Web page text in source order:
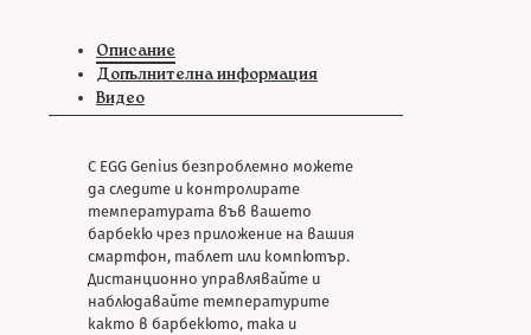
Описание
Допълнителна информация
Видео
С EGG Genius безпроблемно можете
да следите и контролирате
температурата във вашето
барбекю чрез приложение на вашия
смартфон, таблет или компютър.
Дистанционно управлявайте и
наблюдавайте температурите
както в барбекюто, така и